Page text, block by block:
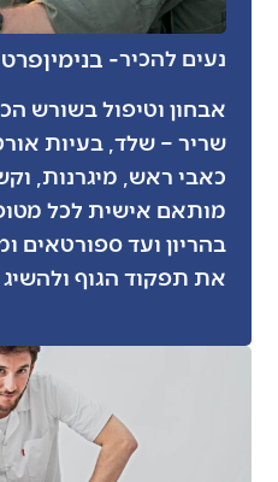
נעים להכיר- בנימין
אבחון וטיפול בשורש
שריר – שלד, בעיות
כאבי ראש, מיגרנות,
מותאם אישית לכל
בהריון ועד ספורטאים
את תפקוד הגוף